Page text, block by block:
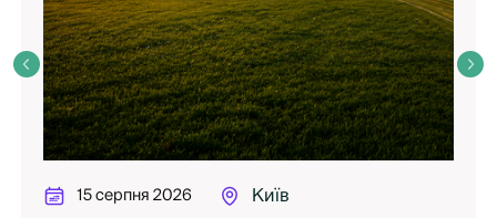
15 серпня 2026 Київ